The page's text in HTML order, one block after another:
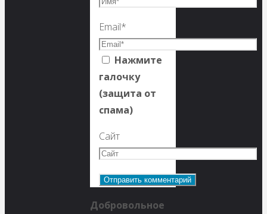
Email*
Нажмите
галочку
(защита от
спама)
Сайт
Добровольное